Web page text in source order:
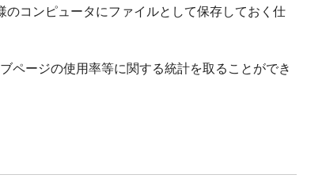
コンピュータにファイルとして保存しておく仕
ページの使用率等に関する統計を取ることができ